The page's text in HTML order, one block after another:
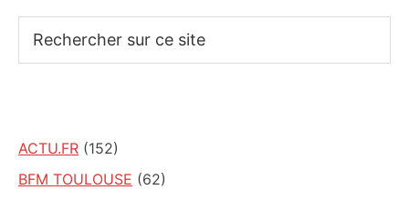
sur
ACTU.FR (152)
BFM TOULOUSE (62)